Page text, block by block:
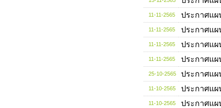
11-11-2565 ประกาศแผ
11-11-2565 ประกาศแผ
11-11-2565 ประกาศแผ
11-11-2565 ประกาศแผ
25-10-2565 ประกาศแผ
11-10-2565 ประกาศแผ
11-10-2565 ประกาศแผ